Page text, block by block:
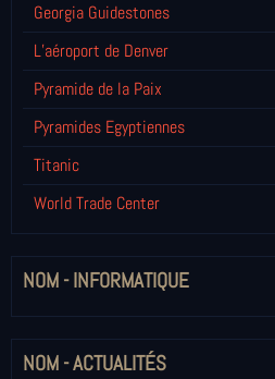
Georgia Guidestones
L’aéroport de Denver
Pyramide de la Paix
Pyramides Egyptiennes
Titanic
World Trade Center
NOM - INFORMATIQUE
NOM - ACTUALITÉS